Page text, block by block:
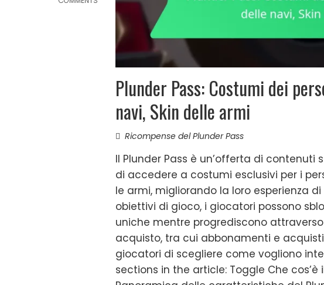
Plunder Pass: Costumi dei
navi, Skin delle armi
Ricompense del Plunder Pass
Il Plunder Pass è un’offerta di
di accedere a costumi esclusivi per i
le armi, migliorando la loro esperienza
obiettivi di gioco, i giocatori possono
uniche mentre progrediscono attraverso
acquisto, tra cui abbonamenti e
giocatori di scegliere come vogliono
sections in the article: Toggle Che cos’è